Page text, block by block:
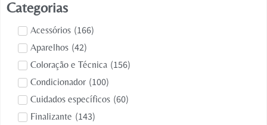
Categorias
Acessórios (166)
Aparelhos (42)
Coloração e Técnica (156)
Condicionador (100)
Cuidados específicos (60)
Finalizante (143)